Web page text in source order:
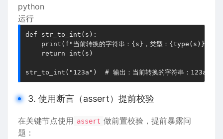
python
运行
def str_to_int(s):
print(f"当前转换的字符串：{s}，类型：{type(s)}")
    return int(s)
3. 使用断言（assert）提前校验
在关键节点使用 assert 做前置校验，提前暴露问
题：